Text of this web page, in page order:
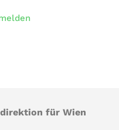
für Wien